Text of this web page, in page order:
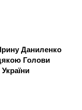
Даниленко
Голови